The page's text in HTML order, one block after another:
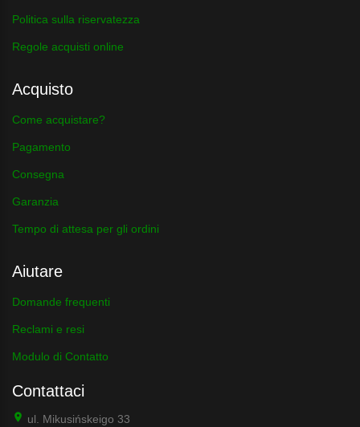
Politica sulla riservatezza
Regole acquisti online
Acquisto
Come acquistare?
Pagamento
Consegna
Garanzia
Tempo di attesa per gli ordini
Aiutare
Domande frequenti
Reclami e resi
Modulo di Contatto
Contattaci
ul. Mikusińskeigo 33